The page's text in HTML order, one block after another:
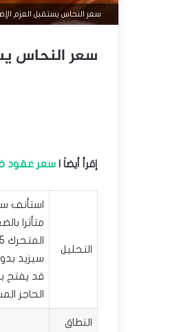
سعر النحاس يستقبل العزم
سعر النحاس
إقرأ أيضاَ | سعر عقود خام
التحليل
متأثرا
سيزيد
الحاجز المستقر عند 2.3300$ لنتفادى أي خسائر قد
النطاق